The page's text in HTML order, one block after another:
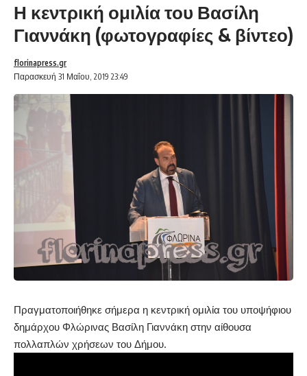
Η κεντρική ομιλία του Βασίλη
Γιαννάκη (φωτογραφίες & βίντεο)
Παρασκευή 31 Μαΐου, 2019 23:49
florinapress.gr
Πραγματοποιήθηκε σήμερα η κεντρική ομιλία του υποψήφιου
δημάρχου Φλώρινας Βασίλη Γιαννάκη στην αίθουσα
πολλαπλών χρήσεων του Δήμου.